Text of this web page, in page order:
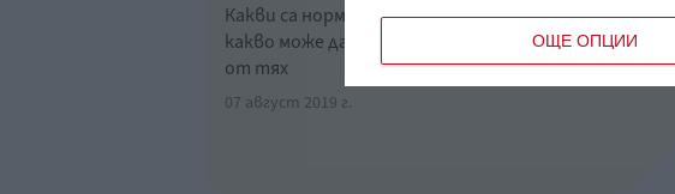
ОЩЕ ОПЦИИ
Какви са нормите месец по месец и на
какво може да се дължат отклоненията
от тях
07 август 2019 г.